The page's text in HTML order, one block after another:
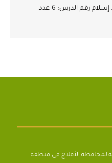
داعية الجمعية: عبدالرب محمد إسلام رقم الدرس: 6 عدد
لمحافظة الأفلاج فى منطقة